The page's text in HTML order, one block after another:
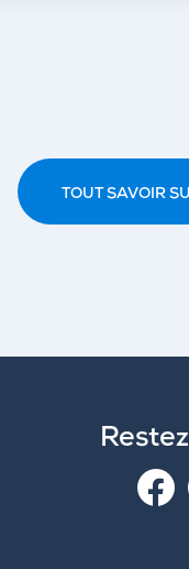
TOUT SAVOIR